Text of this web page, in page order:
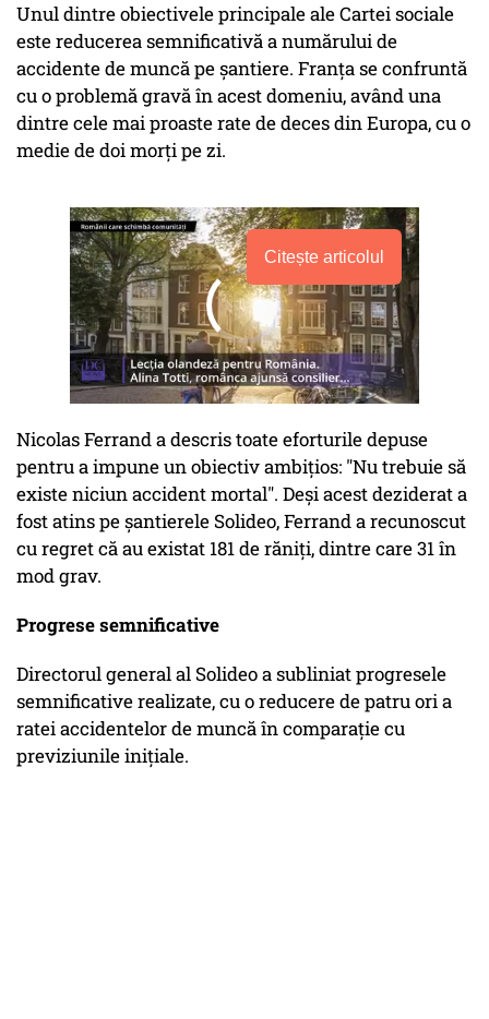
Unul dintre obiectivele principale ale Cartei sociale
este reducerea semnificativă a numărului de
accidente de muncă pe șantiere. Franța se confruntă
cu o problemă gravă în acest domeniu, având una
dintre cele mai proaste rate de deces din Europa, cu o
medie de doi morți pe zi.
Citește articolul
Nicolas Ferrand a descris toate eforturile depuse
pentru a impune un obiectiv ambițios: "Nu trebuie să
existe niciun accident mortal". Deși acest deziderat a
fost atins pe șantierele Solideo, Ferrand a recunoscut
cu regret că au existat 181 de răniți, dintre care 31 în
mod grav.
Progrese semnificative
Directorul general al Solideo a subliniat progresele
semnificative realizate, cu o reducere de patru ori a
ratei accidentelor de muncă în comparație cu
previziunile inițiale.